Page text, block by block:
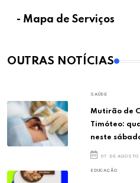
- Mapa de Serviços
OUTRAS NOTÍCIAS
SAÚDE
Mutirão de
Timóteo:
neste
07 DE
EDUCAÇÃO